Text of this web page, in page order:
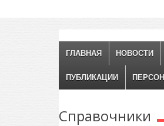
ГЛАВНАЯ НОВОСТИ
ПУБЛИКАЦИИ
Справочники